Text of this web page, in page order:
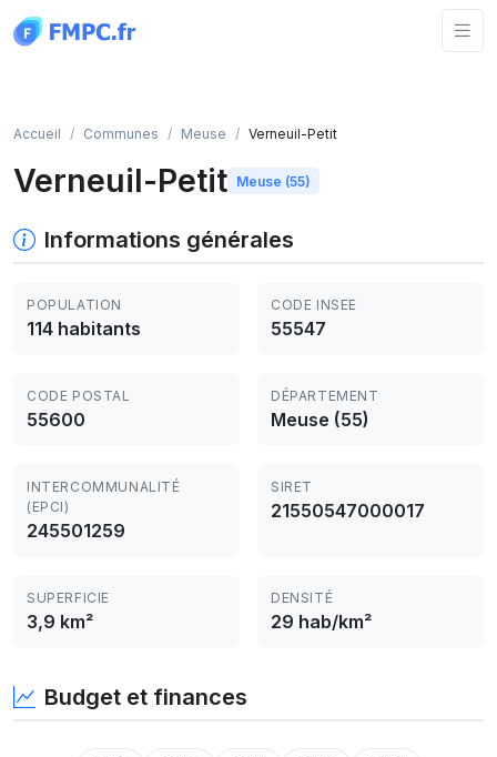
Accueil Communes Meuse Verneuil-Petit
Verneuil-Petit Meuse (55)
Informations générales
POPULATION
114 habitants
CODE INSEE
55547
CODE POSTAL
55600
DÉPARTEMENT
Meuse (55)
INTERCOMMUNALITÉ
(EPCI)
245501259
SIRET
21550547000017
SUPERFICIE
3,9 km²
DENSITÉ
29 hab/km²
Budget et finances
Panneau de gestion des cookies